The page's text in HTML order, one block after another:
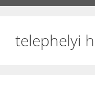
telephelyi